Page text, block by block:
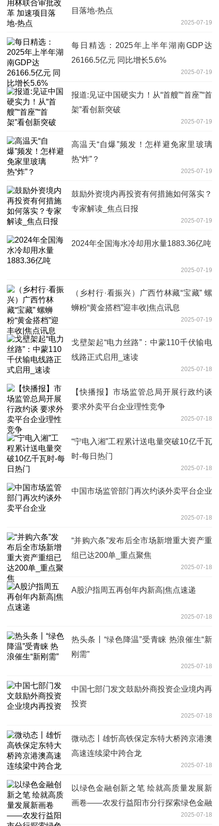
目落地-热点
2025-07-19
每日精选：2025年上半年湖南GDP达
26166.5亿元 同比增长5.6%
2025-07-19
报道:见证中国硬实力！从“首艘”“首座”“首
架”看创新突破
2025-07-19
高温天“自爆”频发！怎样避免家里玻璃
热“炸”？
2025-07-19
鼓励外资境内再投资有何措施如何落实？
专家解读_焦点日报
2025-07-19
2024年全国海水冷却用水量1883.36亿吨
2025-07-19
（乡村行·看振兴）广西竹林藏“宝藏” 螺
蛳粉“黄金搭档”迎丰收|焦点讯息
2025-07-19
戈壁架起“电力丝路”：中蒙110千伏输电
线路正式启用_速读
2025-07-18
【快播报】市场监管总局开展行政约谈
要求外卖平台企业理性竞争
2025-07-18
“宁电入湘”工程累计送电量突破10亿千瓦
时-每日热门
2025-07-18
中国市场监管部门再次约谈外卖平台企业
2025-07-18
“并购六条”发布后全市场新增重大资产重
组已达200单_重点聚焦
2025-07-18
A股沪指周五再创年内新高|焦点速递
2025-07-18
热头条丨“绿色降温”受青睐 热浪催生“新
刚需”
2025-07-18
中国七部门发文鼓励外商投资企业境内再
投资
2025-07-18
微动态丨雄忻高铁保定东特大桥跨京港澳
高速连续梁中跨合龙
2025-07-18
以绿色金融创新之笔 绘就高质量发展新
画卷——农发行益阳市分行探索绿色金融
2025-07-18